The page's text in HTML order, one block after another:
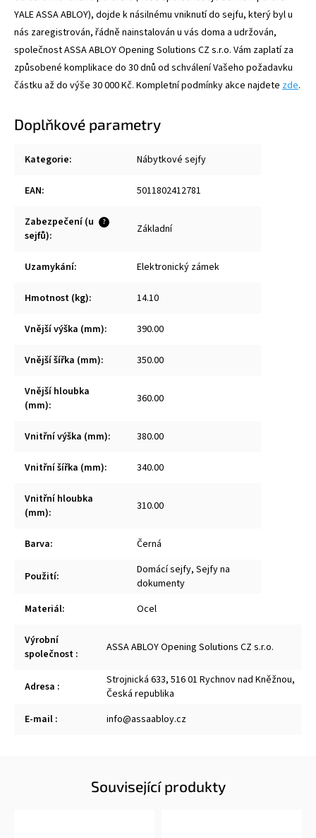
YALE ASSA ABLOY), dojde k násilnému vniknutí do sejfu, který byl u
nás zaregistrován, řádně nainstalován u vás doma a udržován,
společnost ASSA ABLOY Opening Solutions CZ s.r.o. Vám zaplatí za
způsobené komplikace do 30 dnů od schválení Vašeho požadavku
částku až do výše 30 000 Kč. Kompletní podmínky akce najdete zde.
Doplňkové parametry
Kategorie: Nábytkové sejfy
EAN: 5011802412781
?
Zabezpečení (u
sejfů): Základní
Uzamykání: Elektronický zámek
Hmotnost (kg): 14.10
Vnější výška (mm): 390.00
Vnější šířka (mm): 350.00
Vnější hloubka
(mm): 360.00
Vnitřní výška (mm): 380.00
Vnitřní šířka (mm): 340.00
Vnitřní hloubka
(mm): 310.00
Barva: Černá
Použití:
Domácí sejfy, Sejfy na
dokumenty
Materiál: Ocel
Výrobní
společnost : ASSA ABLOY Opening Solutions CZ s.r.o.
Adresa :
Strojnická 633, 516 01 Rychnov nad Kněžnou,
Česká republika
E-mail : info@assaabloy.cz
Související produkty